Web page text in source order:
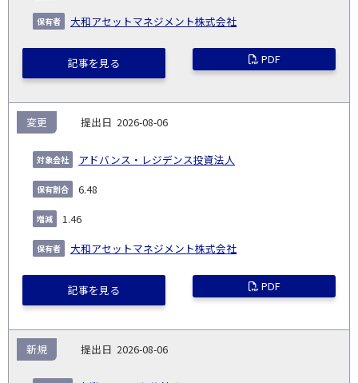
大和アセットマネジメント株式会社
記事を見る PDF
2026-08-06
アドバンス・レジデンス投資法人
変更
6.48
1.46
大和アセットマネジメント株式会社
記事を見る PDF
2026-08-06
新規